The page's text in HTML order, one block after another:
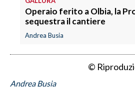
Operaio ferito a Olbia, la
sequestra il cantiere
Andrea Busia
©
Andrea Busia